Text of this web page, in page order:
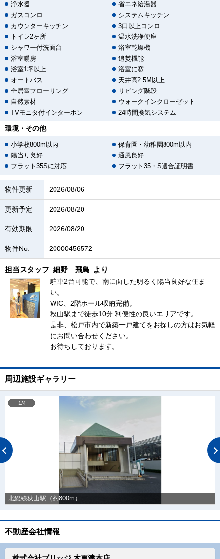
浄水器
省エネ給湯器
ガスコンロ
システムキッチン
カウンターキッチン
3口以上コンロ
トイレ2ヶ所
温水洗浄便座
シャワー付洗面台
浴室乾燥機
浴室暖房
追焚機能
浴室1坪以上
浴室に窓
オートバス
天井高2.5M以上
全居室フローリング
リビング階段
自然素材
ウォークインクローゼット
TVモニタ付インターホン
24時間換気システム
環境・その他
小学校800m以内
保育園・幼稚園800m以内
陽当り良好
通風良好
フラット35Sに対応
フラット35・S適合証明書
物件更新 2026/08/06
更新予定 2026/08/20
有効期限 2026/08/20
物件No. 20000456572
担当スタッフ 細野 飛鳥 より
駐車2台可能で、南に面した明るく陽当良好な住ま
い。
WIC、2階ホール収納完備。
秋山駅まで徒歩10分 利便性の良いエリアです。
是非、松戸市内で新築一戸建てをお探しの方はお気軽
にお問い合わせください。
お待ちしております。
周辺施設ギャラリー
北総線秋山駅（約800m）
1/4
不動産会社情報